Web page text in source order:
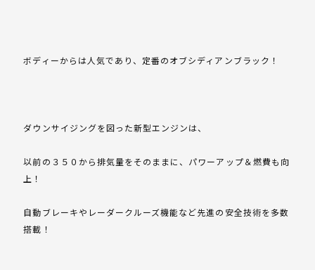
ボディーからは人気であり、定番のオブシディアンブラック！
ダウンサイジングを図った新型エンジンは、
以前の３５０から排気量をそのままに、パワーアップ＆燃費も向
上！
自動ブレーキやレーダークルーズ機能など先進の安全技術を多数
搭載！